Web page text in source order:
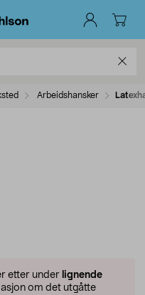
Arbeidshansker
etter under lignende
om det utgåtte